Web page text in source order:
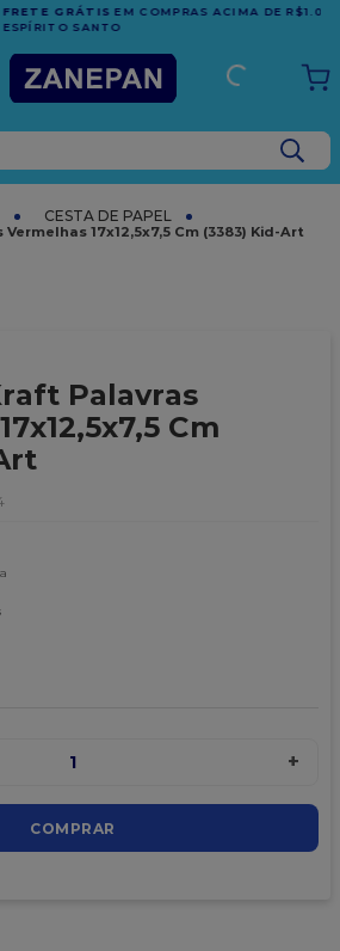
ACIMA DE R$1.000,00 PARA O
CESTA DE PAPEL
17x12,5x7,5 Cm (3383) Kid-Art
Palavras
Cm
1 +
COMPRAR